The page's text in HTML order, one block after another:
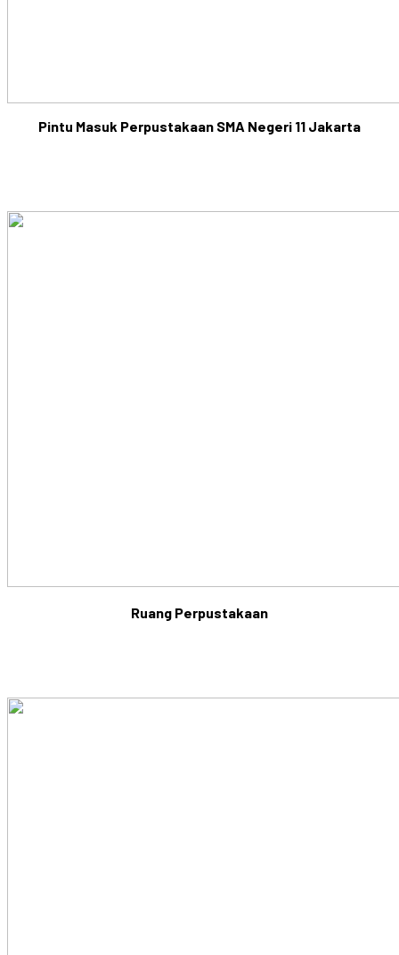
Pintu Masuk Perpustakaan SMA Negeri 11 Jakarta
Ruang Perpustakaan